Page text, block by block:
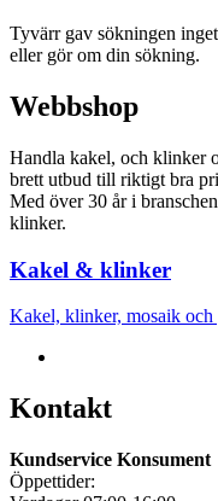
Tyvärr gav sökningen
eller gör om din sökning.
Webbshop
Handla kakel, och klinker
brett utbud till riktigt bra
Med över 30 år i
klinker.
Kakel & klinker
Kakel, klinker, mosaik
Kontakt
Kundservice Konsument
Öppettider: